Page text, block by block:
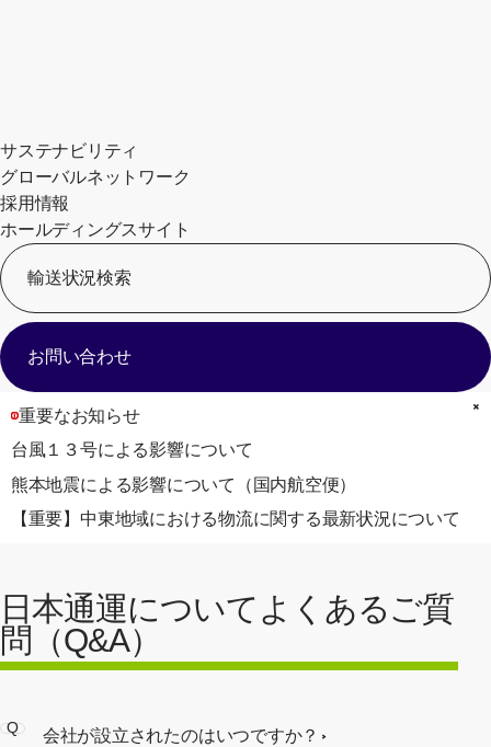
サステナビリティ
グローバルネットワーク
採用情報
ホールディングスサイト
輸送状況検索
[
お問い合わせ
重要なお知らせ
台風１３号による影響について
熊本地震による影響について（国内航空便）
【重要】中東地域における物流に関する最新状況について
日本通運についてよくあるご質
問（Q&A）
Q 会社が設立されたのはいつですか？